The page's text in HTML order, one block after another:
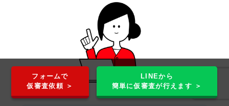
フォームで
仮審査依頼 ＞
LINEから
簡単に仮審査が行えます ＞